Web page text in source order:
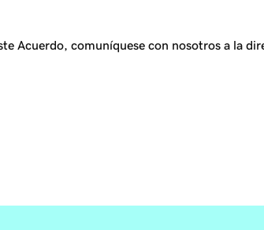
Acuerdo, comuníquese con nosotros a la